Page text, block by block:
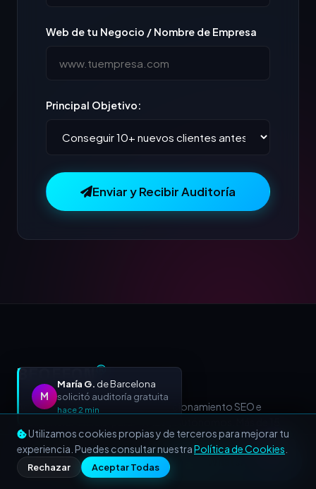
Web de tu Negocio / Nombre de Empresa
Principal Objetivo:
Enviar y Recibir Auditoría
BEOFFONⓇ
Agencia de Marketing Digital, Posicionamiento SEO e
años acelerando negocios a nivel nacional e internacional.
Utilizamos cookies propias y de terceros para mejorar tu
experiencia. Puedes consultar nuestraPolítica de Cookies
Rechazar Aceptar Todas
M
María G. de Barcelona
solicitó auditoría gratuita
hace 2 min
Llamar